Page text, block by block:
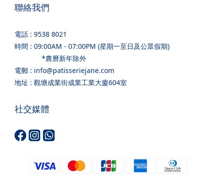
聯絡我們
電話 : 9538 8021
時間 : 09:00AM - 07:00PM (星期一至日及公眾假期)
*農曆新年除外
電郵 : info@patisseriejane.com
地址 : 觀塘成業街成業工業大廈604室
社交媒體